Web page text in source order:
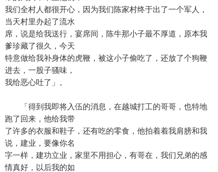
我们全村人都很开心，因为我们陈家村终于出了一个军人，
当天村里办起了流水
席，说是给我送行，宴席间，陈牛那小子最不厚道，原本我
爹珍藏了很久，今天
特意做给我补身体的虎鞭，被这小子偷吃了，还放了个狗鞭
进去，一股子骚味，
我给恶心吐了」。
「得到我即将入伍的消息，在越城打工的哥哥，也特地
跑了回来，他给我带
了许多的衣服和鞋子，还有吃的零食，他拍着着我肩膀和我
说，建业，要像你名
字一样，建功立业，家里不用担心，有哥在，我们兄弟的感
情真好，以后我的如